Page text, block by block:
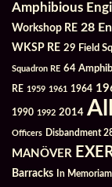
Amphibious
Workshop RE 28
WKSP RE 29 Field
Squadron RE 64
RE 1959 1961 1964
1990 1992 2014
Officers Disbandment
MANÖVER
Barracks
In Memoriam